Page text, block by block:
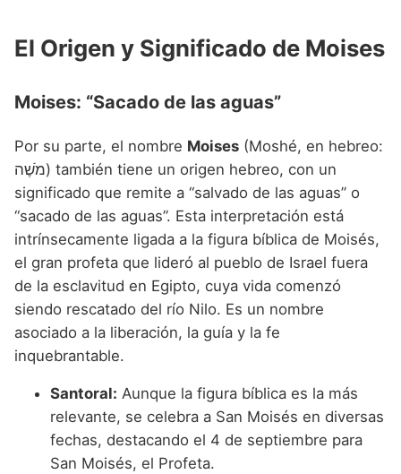
El Origen y Significado de Moises
Moises: “Sacado de las aguas”
Por su parte, el nombre Moises (Moshé, en hebreo:
מֹשֶׁה) también tiene un origen hebreo, con un
significado que remite a “salvado de las aguas” o
“sacado de las aguas”. Esta interpretación está
intrínsecamente ligada a la figura bíblica de Moisés,
el gran profeta que lideró al pueblo de Israel fuera
de la esclavitud en Egipto, cuya vida comenzó
siendo rescatado del río Nilo. Es un nombre
asociado a la liberación, la guía y la fe
inquebrantable.
Santoral: Aunque la figura bíblica es la más
relevante, se celebra a San Moisés en diversas
fechas, destacando el 4 de septiembre para
San Moisés, el Profeta.